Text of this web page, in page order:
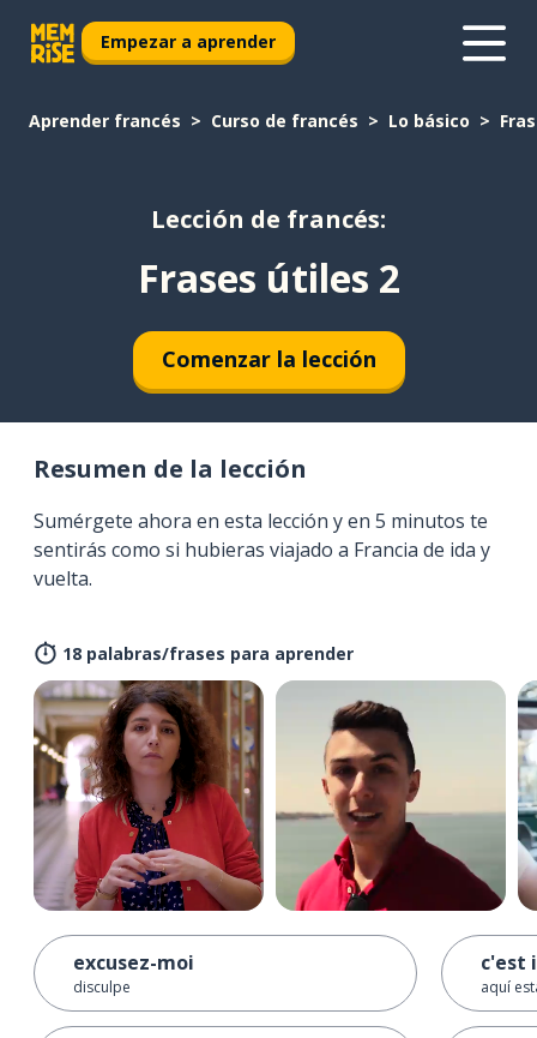
Empezar a aprender
Aprender francés Curso de francés Lo básico
Lección de francés:
Frases útiles 2
Comenzar la lección
Resumen de la lección
Sumérgete ahora en esta lección y en 5 minutos te
sentirás como si hubieras viajado a Francia de ida y
vuelta.
18 palabras/frases para aprender
excusez-moi
disculpe
c'est
aquí